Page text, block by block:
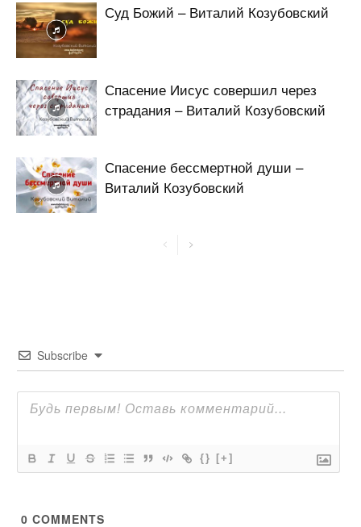
Суд Божий – Виталий Козубовский
Спасение Иисус совершил через
страдания – Виталий Козубовский
Спасение бессмертной души –
Виталий Козубовский
Subscribe
{} [+]
0 COMMENTS